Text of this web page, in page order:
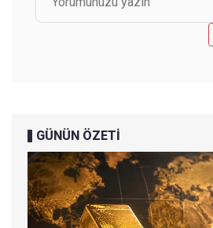
GÜNÜN ÖZETİ